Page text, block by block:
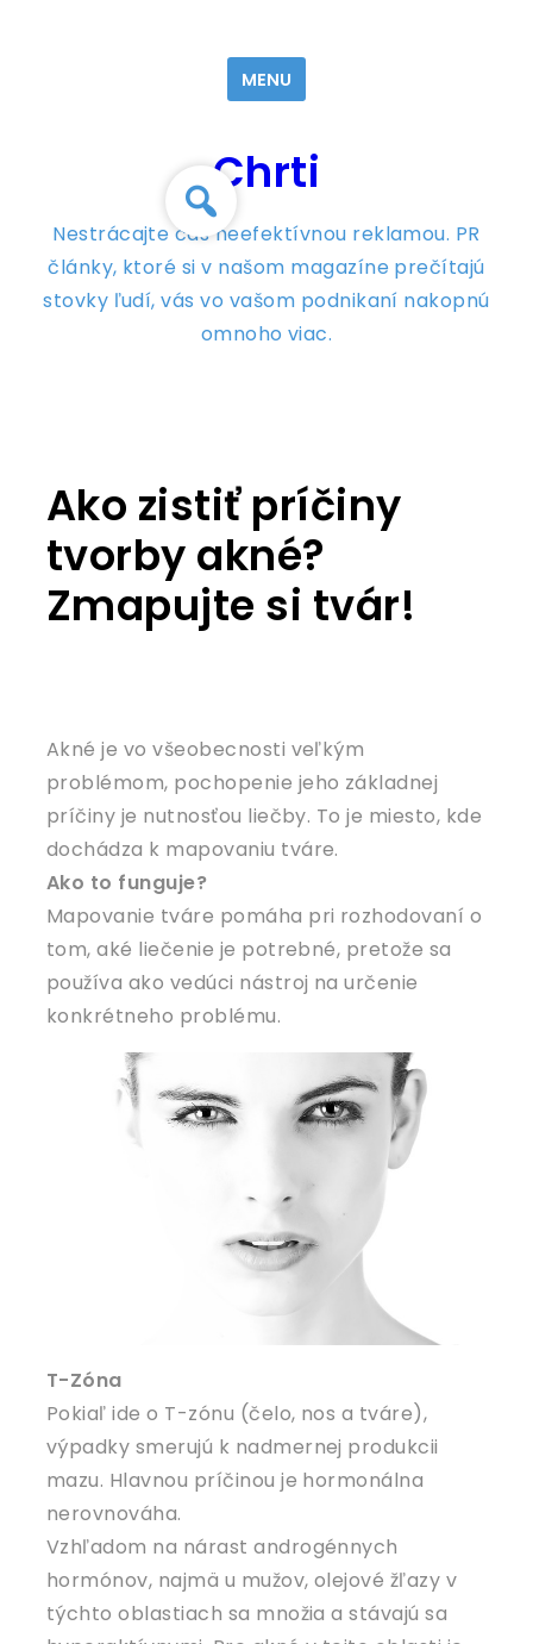
MENU
Chrti
Nestrácajte čas neefektívnou reklamou. PR
články, ktoré si v našom magazíne prečítajú
stovky ľudí, vás vo vašom podnikaní nakopnú
omnoho viac.
Ako zistiť príčiny
tvorby akné?
Zmapujte si tvár!
Akné je vo všeobecnosti veľkým
problémom, pochopenie jeho základnej
príčiny je nutnosťou liečby. To je miesto, kde
dochádza k mapovaniu tváre.
Ako to funguje?
Mapovanie tváre pomáha pri rozhodovaní o
tom, aké liečenie je potrebné, pretože sa
používa ako vedúci nástroj na určenie
konkrétneho problému.
T-Zóna
Pokiaľ ide o T-zónu (čelo, nos a tváre),
výpadky smerujú k nadmernej produkcii
mazu. Hlavnou príčinou je hormonálna
nerovnováha.
Vzhľadom na nárast androgénnych
hormónov, najmä u mužov, olejové žľazy v
týchto oblastiach sa množia a stávajú sa